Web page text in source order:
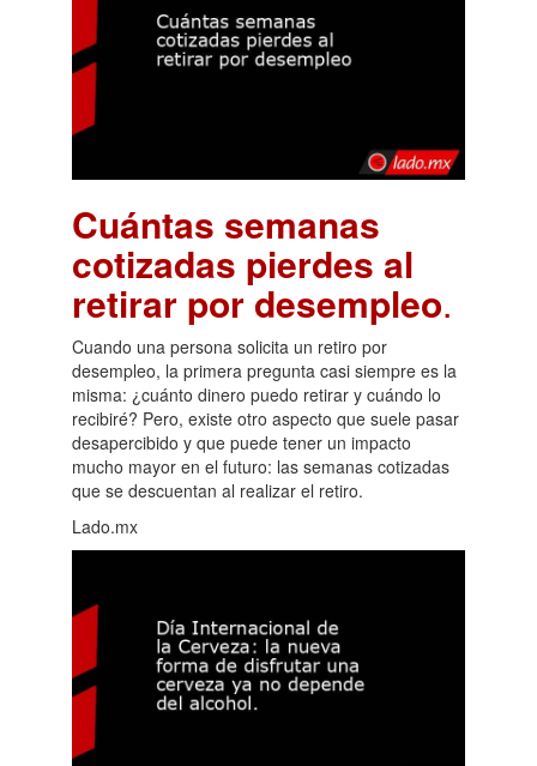
Cuántas semanas
cotizadas pierdes al
retirar por desempleo.
Cuando una persona solicita un retiro por
desempleo, la primera pregunta casi siempre es la
misma: ¿cuánto dinero puedo retirar y cuándo lo
recibiré? Pero, existe otro aspecto que suele pasar
desapercibido y que puede tener un impacto
mucho mayor en el futuro: las semanas cotizadas
que se descuentan al realizar el retiro.
Lado.mx